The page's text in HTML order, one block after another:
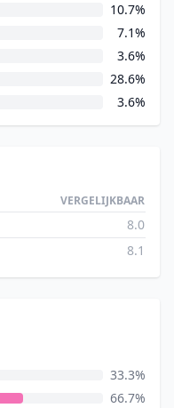
10.7%
7.1%
3.6%
28.6%
3.6%
VERGELIJKBAAR
8.0
8.1
33.3%
66.7%